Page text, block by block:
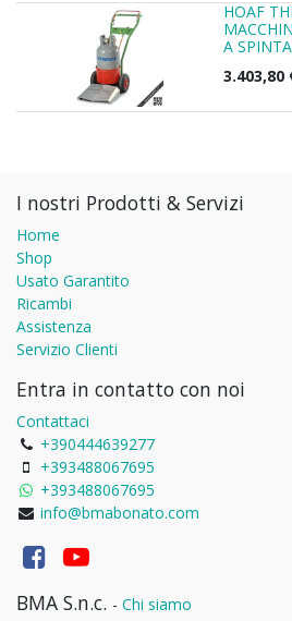
HOAF
A SPINTA
3.403,80
I nostri Prodotti & Servizi
Home
Shop
Usato Garantito
Ricambi
Assistenza
Servizio Clienti
Entra in contatto con noi
Contattaci
+390444639277
+393488067695
+393488067695
info@bmabonato.com
BMA S.n.c. - Chi siamo